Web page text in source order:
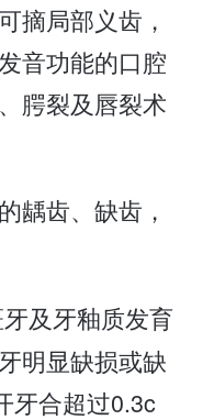
摘局部义齿，
音功能的口腔
腭裂及唇裂术
龋齿、缺齿，
及牙釉质发育
明显缺损或缺
牙合超过0.3c